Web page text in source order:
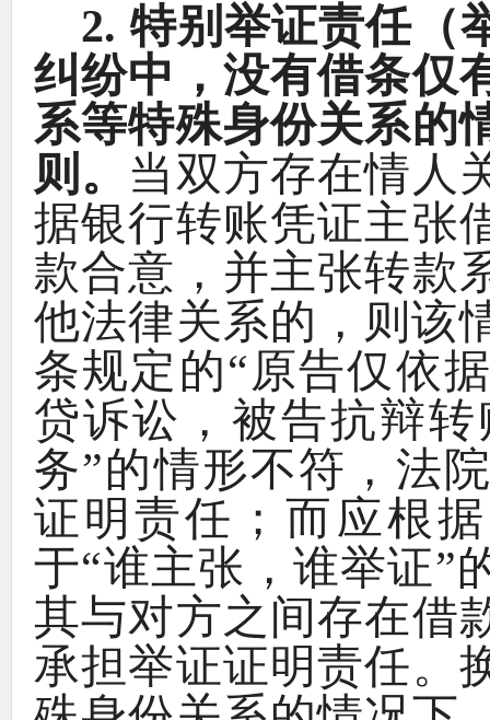
2. 特别举证责任 （
纠纷中 ， 没有借条仅
系等特殊身份关系的
则 。 当双方存在情人
据银行转账凭证主张
款合意 ， 并主张转款
他法律关系的 ， 则该
条规定的“原告仅依
贷诉讼 ， 被告抗辩
务”的情形不符 ， 法
证明责任 ； 而应根据
于“谁主张 ， 谁举证”
其与对方之间存在借
承担举证证明责任。